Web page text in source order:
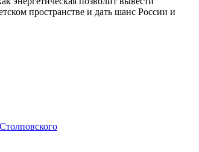
пространстве и дать шанс России и